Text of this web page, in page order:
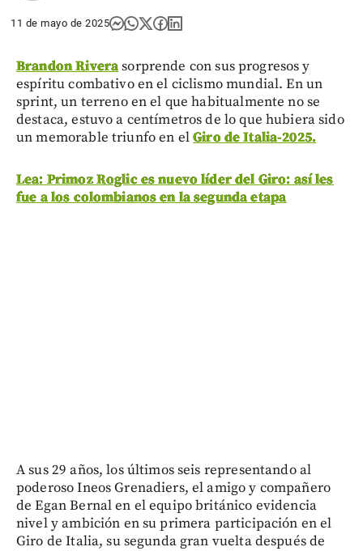
11 de mayo de 2025
Brandon Riverasorprende con sus progresos y
espíritu combativo en el ciclismo mundial. En un
sprint, un terreno en el que habitualmente no se
destaca, estuvo a centímetros de lo que hubiera sido
un memorable triunfo en elGiro de Italia-2025.
Lea: Primoz Roglic es nuevo líder del Giro: así les
fue a los colombianos en la segunda etapa
A sus 29 años, los últimos seis representando al
poderoso Ineos Grenadiers, el amigo y compañero
de Egan Bernal en el equipo británico evidencia
nivel y ambición en su primera participación en el
Giro de Italia, su segunda gran vuelta después de